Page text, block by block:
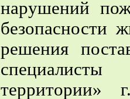
нарушений
безопасности
решения
территории»